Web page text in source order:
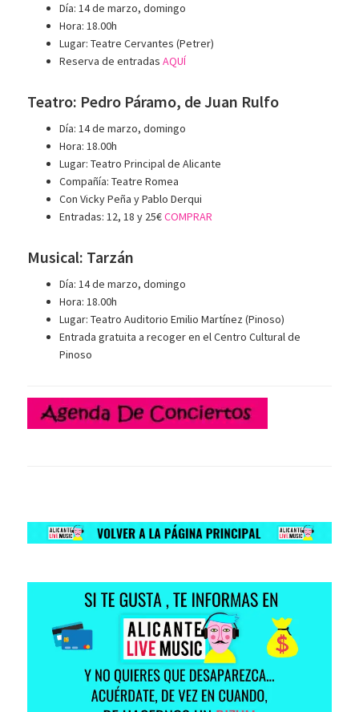
Día: 14 de marzo, domingo
Hora: 18.00h
Lugar: Teatre Cervantes (Petrer)
Reserva de entradasAQUÍ
Teatro: Pedro Páramo, de Juan Rulfo
Día: 14 de marzo, domingo
Hora: 18.00h
Lugar: Teatro Principal de Alicante
Compañía: Teatre Romea
Con Vicky Peña y Pablo Derqui
Entradas: 12, 18 y 25€COMPRAR
Musical: Tarzán
Día: 14 de marzo, domingo
Hora: 18.00h
Lugar: Teatro Auditorio Emilio Martínez (Pinoso)
Entrada gratuita a recoger en el Centro Cultural de
Pinoso